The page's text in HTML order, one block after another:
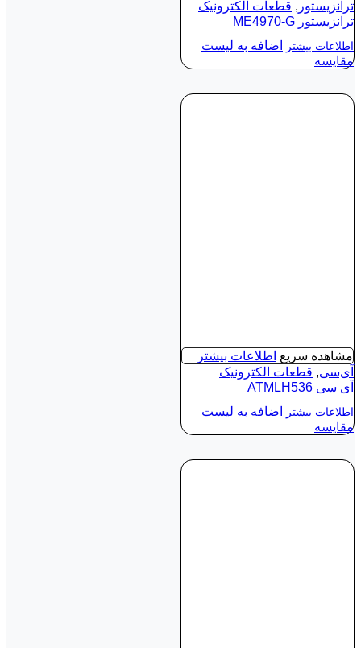
ترانزیستور , قطعات الکترونیک
ترانزیستور ME4970-G
اطلاعات بیشتر
اضافه به لیست
مقایسه
مشاهده سریع اطلاعات بیشتر
آی‌سی, قطعات الکترونیک
آی‌ سی ATMLH536
اطلاعات بیشتر
اضافه به لیست
مقایسه